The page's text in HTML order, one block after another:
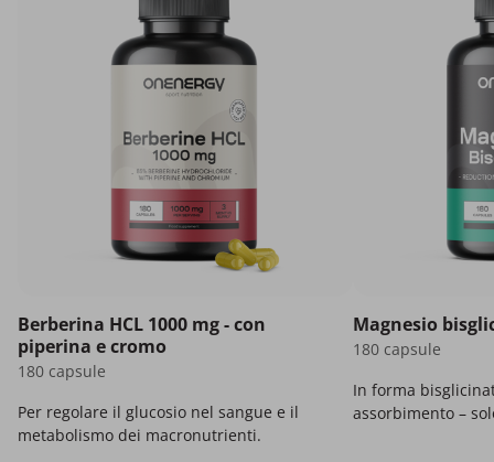
Berberina HCL 1000 mg - con
piperina e cromo
180 capsule
Per regolare il glucosio nel sangue e il
metabolismo dei macronutrienti.
Magnesio
180 capsule
In forma
assorbimento –